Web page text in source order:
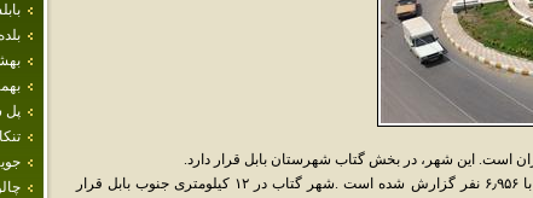
پل
است. این شهر، در بخش گتاب شهرستان بابل قرار دارد.
جمعیت گتاب در سال ۱۳۸۵ خورشیدی، برابر با ۶٫۹۵۶ نفر گزارش شده است .شهر گتاب در ۱۲ کیلومتری جنوب بابل قرار